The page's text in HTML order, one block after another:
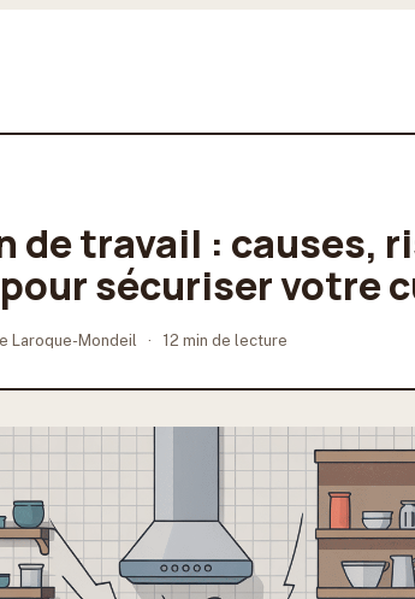
de travail : causes,
sécuriser votre
Laroque-Mondeil · 12 min de lecture